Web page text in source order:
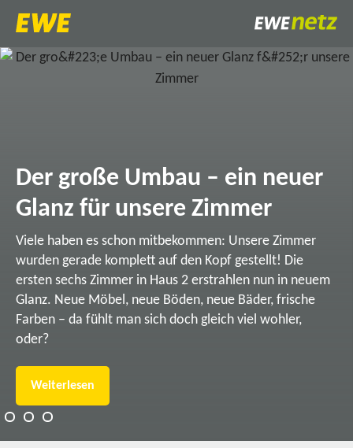
Der große Umbau – ein neuer
Glanz für unsere Zimmer
Viele haben es schon mitbekommen: Unsere Zimmer
wurden gerade komplett auf den Kopf gestellt! Die
ersten sechs Zimmer in Haus 2 erstrahlen nun in neuem
Glanz. Neue Möbel, neue Böden, neue Bäder, frische
Farben – da fühlt man sich doch gleich viel wohler,
oder?
Weiterlesen